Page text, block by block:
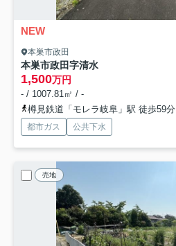
NEW
本巣市政田
本巣市政田字清水
1,500万円
- / 1007.81㎡ / -
樽見鉄道「モレラ岐阜」駅 徒歩59分
都市ガス 公共下水
売地